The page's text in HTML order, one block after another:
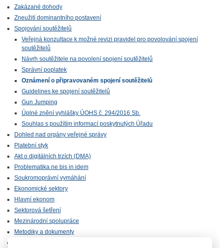
Zakázané dohody
Zneužití dominantního postavení
Spojování soutěžitelů
Veřejná konzultace k možné revizi pravidel pro povolování spojení
soutěžitelů
Návrh soutěžitele na povolení spojení soutěžitelů
Správní poplatek
Oznámení o připravovaném spojení soutěžitelů
Guidelines ke spojení soutěžitelů
Gun Jumping
Úplné znění vyhlášky ÚOHS č. 294/2016 Sb.
Souhlas s použítím informací poskytnutých Úřadu
Dohled nad orgány veřejné správy
Platební styk
Akt o digitálních trzích (DMA)
Problematika ne bis in idem
Soukromoprávní vymáhání
Ekonomické sektory
Hlavní ekonom
Sektorová šetření
Mezinárodní spolupráce
Metodiky a dokumenty